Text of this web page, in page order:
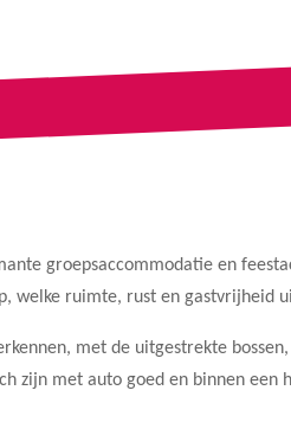
groepsaccommodatie en
welke ruimte, rust en gastvrijheid
met de uitgestrekte
zijn met auto goed en binnen een